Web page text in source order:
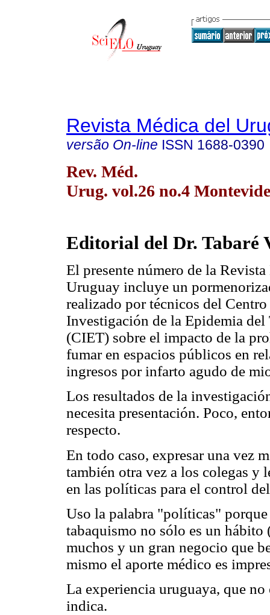
Revista Médica del
versão On-line ISSN 1688-0390
Rev. Méd.
Urug. vol.26 no.4
Editorial del Dr. Tabaré
El presente número de la
Uruguay incluye un
realizado por técnicos del Centro
Investigación de la Epidemia del
(CIET) sobre el impacto de la
fumar en espacios públicos en
ingresos por infarto agudo de
Los resultados de la
necesita presentación. Poco,
respecto.
En todo caso, expresar una vez
también otra vez a los colegas y
en las políticas para el control
Uso la palabra "políticas"
tabaquismo no sólo es un hábito
muchos y un gran negocio que
mismo el aporte médico es
La experiencia uruguaya, que
indica.